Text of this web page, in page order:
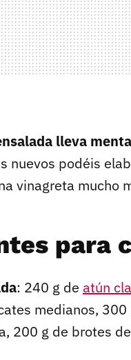
lleva
nuevos podéis
vinagreta mucho
para
: 240 g de atún
medianos,
200 g de brotes